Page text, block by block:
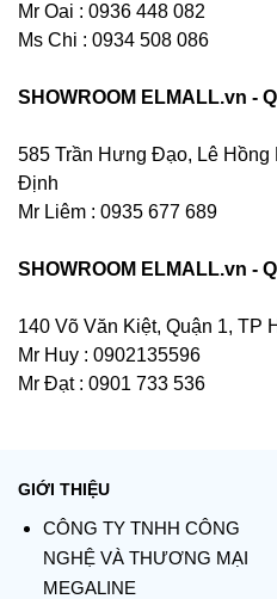
Mr Oai : 0936 448 082
Ms Chi : 0934 508 086
SHOWROOM ELMALL.vn -
585 Trần Hưng Đạo, Lê Hồng
Định
Mr Liêm : 0935 677 689
SHOWROOM ELMALL.vn -
140 Võ Văn Kiệt, Quận 1, TP
Mr Huy : 0902135596
Mr Đạt : 0901 733 536
GIỚI THIỆU
CÔNG TY TNHH CÔNG
NGHỆ VÀ THƯƠNG MẠI
MEGALINE